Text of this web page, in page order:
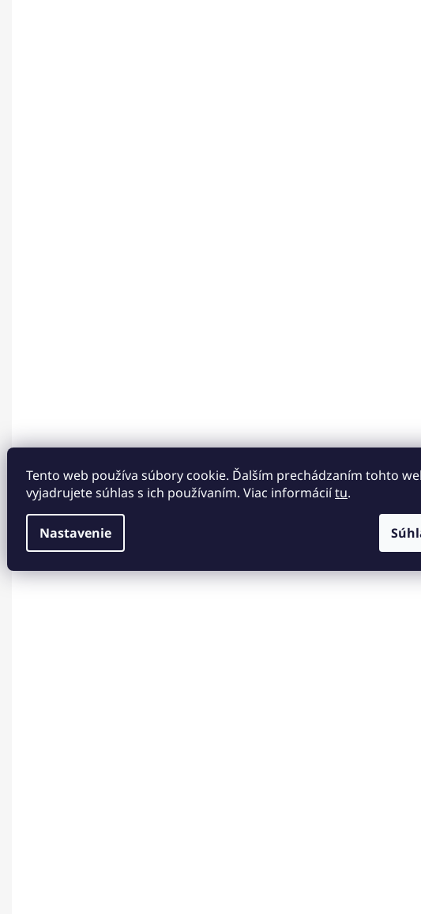
Tento web používa súbory cookie. Ďalším prechádzaním tohto
vyjadrujete súhlas s ich používaním. Viac informáciítu.
Nastavenie